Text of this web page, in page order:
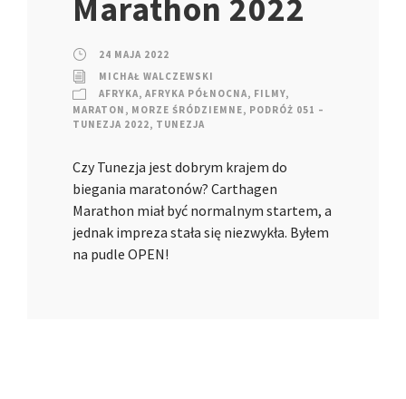
Marathon 2022
24 MAJA 2022
MICHAŁ WALCZEWSKI
AFRYKA, AFRYKA PÓŁNOCNA, FILMY,
MARATON , MORZE ŚRÓDZIEMNE, PODRÓŻ 051 –
TUNEZJA 2022, TUNEZJA
Czy Tunezja jest dobrym krajem do
biegania maratonów? Carthagen
Marathon miał być normalnym startem, a
jednak impreza stała się niezwykła. Byłem
na pudle OPEN!